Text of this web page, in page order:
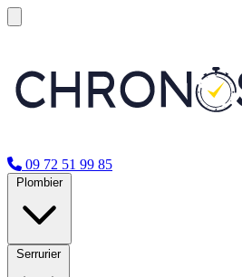
09 72 51 99 85
Plombier
Serrurier